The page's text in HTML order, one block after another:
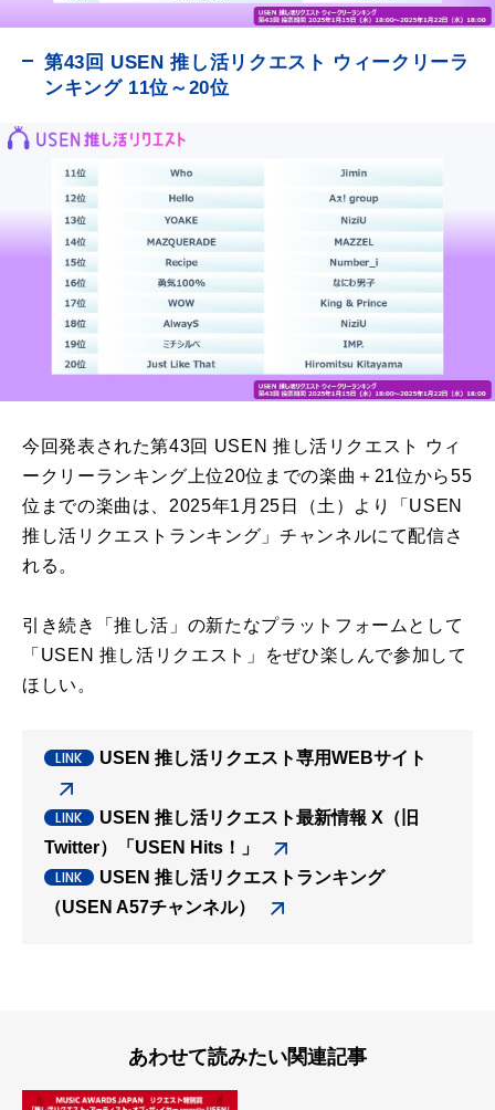
第43回 USEN 推し活リクエスト ウィークリーラ
ンキング 11位～20位
今回発表された第43回 USEN 推し活リクエスト ウィ
ークリーランキング上位20位までの楽曲＋21位から55
位までの楽曲は、2025年1月25日（土）より「USEN
推し活リクエストランキング」チャンネルにて配信さ
れる。
引き続き「推し活」の新たなプラットフォームとして
「USEN 推し活リクエスト」をぜひ楽しんで参加して
ほしい。
USEN 推し活リクエスト専用WEBサイト
USEN 推し活リクエスト最新情報 X（旧
Twitter）「USEN Hits！」
USEN 推し活リクエストランキング
（USEN A57チャンネル）
あわせて読みたい関連記事